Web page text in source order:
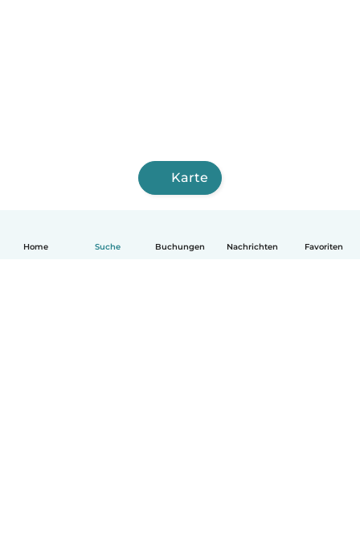
Home Suche Buchungen Nachrichten Favoriten
Karte